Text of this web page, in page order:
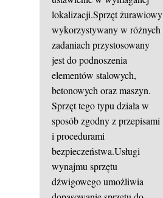
lokalizacji.Sprzęt żurawiowy
wykorzystywany w różnych
zadaniach przystosowany
jest do podnoszenia
elementów stalowych,
betonowych oraz maszyn.
Sprzęt tego typu działa w
sposób zgodny z przepisami
i procedurami
bezpieczeństwa.Usługi
wynajmu sprzętu
dźwigowego umożliwia